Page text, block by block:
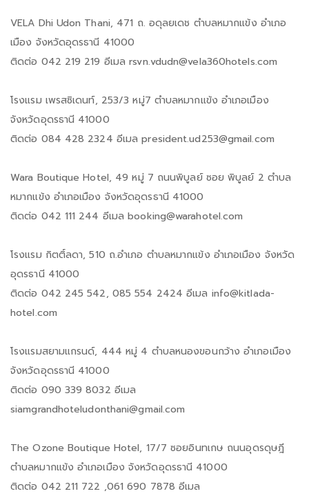
VELA Dhi Udon Thani, 471 ถ. อดุลยเดช ตำบลหมากแข้ง อำเภอ
เมือง จังหวัดอุดรธานี 41000
ติดต่อ 042 219 219 อีเมล rsvn.vdudn@vela360hotels.com
โรงแรม เพรสซิเดนท์, 253/3 หมู่7 ตำบลหมากแข้ง อำเภอเมือง
จังหวัดอุดรธานี 41000
ติดต่อ 084 428 2324 อีเมล president.ud253@gmail.com
Wara Boutique Hotel, 49 หมู่ 7 ถนนพิบูลย์ ซอย พิบูลย์ 2 ตำบล
หมากแข้ง อำเภอเมือง จังหวัดอุดรธานี 41000
ติดต่อ 042 111 244 อีเมล booking@warahotel.com
โรงแรม กิตติ์ลดา, 510 ถ.อำเภอ ตำบลหมากแข้ง อำเภอเมือง จังหวัด
อุดรธานี 41000
ติดต่อ 042 245 542, 085 554 2424 อีเมล info@kitlada-
hotel.com
โรงแรมสยามแกรนด์, 444 หมู่ 4 ตำบลหนองขอนกว้าง อำเภอเมือง
จังหวัดอุดรธานี 41000
ติดต่อ 090 339 8032 อีเมล
siamgrandhoteludonthani@gmail.com
The Ozone Boutique Hotel, 17/7 ซอยอินทเกษ ถนนอุดรดุษฎี
ตำบลหมากแข้ง อำเภอเมือง จังหวัดอุดรธานี 41000
ติดต่อ 042 211 722 ,061 690 7878 อีเมล